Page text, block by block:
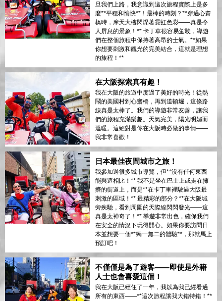
旦我們上路，我意識到這次旅程實際上是多
麼**平穩和愉快**！最棒的時刻？**穿過心齋
橋時，摩天大樓閃爍著霓虹色彩——真是令
人屏息的景象！** 卡丁車很容易駕駛，導遊
們在整個旅程中保持著高昂的士氣。**如果
你想要刺激和觀光的完美結合，這就是理想
的旅程！**
在大阪探索真有趣！
我在大阪的旅遊中度過了美好的時光！從熱
鬧的美國村到心齋橋，再到道頓堀，這條路
線真是太棒了。我們的導遊非常友善，讓我
們的旅程充滿樂趣。天氣完美，陽光明媚而
溫暖。這絕對是你在大阪時必做的事情——
我非常喜歡！
日本最佳夜間城市之旅！
我參加過很多城市導覽，但**沒有任何東西
能與這相比！** 我不是坐在巴士上或走在擁
擠的街道上，而是**在卡丁車裡駛過大阪最
刺激的區域！** 最精彩的部分？**在大阪城
旁疾馳，看到周圍的天際線閃閃發光——這
真是太神奇了！** 導遊非常出色，確保我們
在安全的情況下玩得開心。如果你要訪問日
本並想要一個**獨一無二的體驗**，那就馬上
預訂吧！
不僅僅是為了遊客——即使是外籍
人士也會喜愛這個！
我在大阪已經住了一年，我以為我已經看過
所有的東西——**這次旅程讓我大錯特錯！**